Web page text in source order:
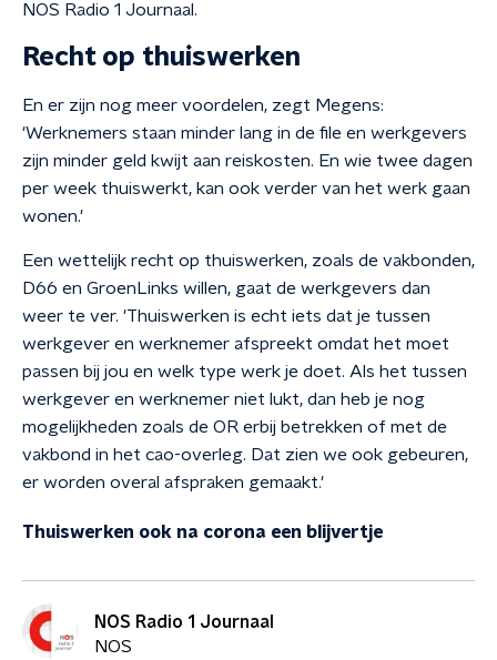
NOS Radio 1 Journaal.
Recht op thuiswerken
En er zijn nog meer voordelen, zegt Megens:
'Werknemers staan minder lang in de file en werkgevers
zijn minder geld kwijt aan reiskosten. En wie twee dagen
per week thuiswerkt, kan ook verder van het werk gaan
wonen.'
Een wettelijk recht op thuiswerken, zoals de vakbonden,
D66 en GroenLinks willen, gaat de werkgevers dan
weer te ver. 'Thuiswerken is echt iets dat je tussen
werkgever en werknemer afspreekt omdat het moet
passen bij jou en welk type werk je doet. Als het tussen
werkgever en werknemer niet lukt, dan heb je nog
mogelijkheden zoals de OR erbij betrekken of met de
vakbond in het cao-overleg. Dat zien we ook gebeuren,
er worden overal afspraken gemaakt.'
Thuiswerken ook na corona een blijvertje
NOS Radio 1 Journaal
NOS